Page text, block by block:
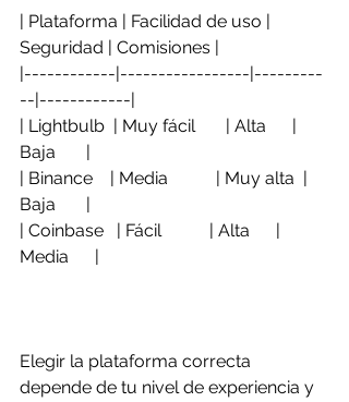
| Plataforma | Facilidad de uso |
Seguridad | Comisiones |
|------------|-----------------|---------
--|------------|
| Lightbulb  | Muy fácil       | Alta      |
Baja       |
| Binance    | Media           | Muy alta  |
Baja       |
| Coinbase   | Fácil           | Alta      |
Media      |
Elegir la plataforma correcta
depende de tu nivel de experiencia y